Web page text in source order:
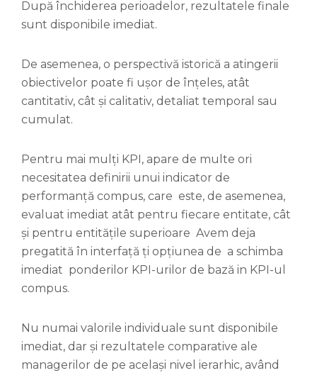
După închiderea perioadelor, rezultatele finale
sunt disponibile imediat.
De asemenea, o perspectivă istorică a atingerii
obiectivelor poate fi ușor de înțeles, atât
cantitativ, cât și calitativ, detaliat temporal sau
cumulat.
Pentru mai mulți KPI, apare de multe ori
necesitatea definirii unui indicator de
performanță compus, care este, de asemenea,
evaluat imediat atât pentru fiecare entitate, cât
și pentru entitățile superioare Avem deja
pregatită în interfață ți opțiunea de a schimba
imediat ponderilor KPI-urilor de bază in KPI-ul
compus.
Nu numai valorile individuale sunt disponibile
imediat, dar și rezultatele comparative ale
managerilor de pe același nivel ierarhic, având